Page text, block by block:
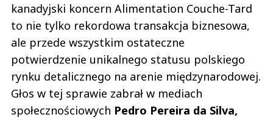
kanadyjski koncern Alimentation Couche-Tard
to nie tylko rekordowa transakcja biznesowa,
ale przede wszystkim ostateczne
potwierdzenie unikalnego statusu polskiego
rynku detalicznego na arenie międzynarodowej.
Głos w tej sprawie zabrał w mediach
społecznościowych Pedro Pereira da Silva,